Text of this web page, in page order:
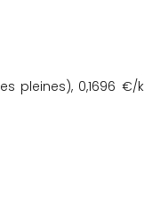
pleines), 0,1696 €/